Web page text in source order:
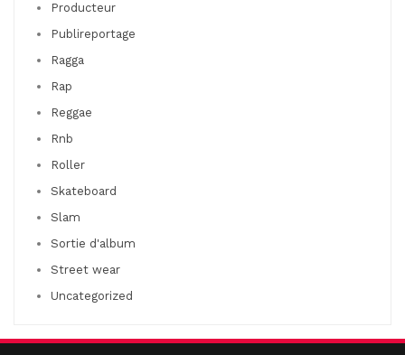
Producteur
Publireportage
Ragga
Rap
Reggae
Rnb
Roller
Skateboard
Slam
Sortie d'album
Street wear
Uncategorized